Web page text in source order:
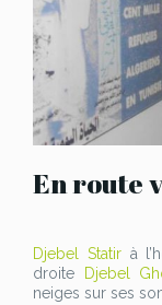
En route
Djebel Statirà
droite
Djebel
neiges sur ses